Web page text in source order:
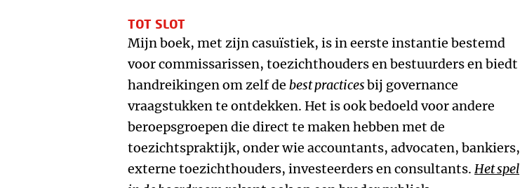
TOT SLOT
Mijn boek, met zijn casuïstiek, is in eerste instantie bestemd
voor commissarissen, toezichthouders en bestuurders en biedt
handreikingen om zelf de best practicesbij governance
vraagstukken te ontdekken. Het is ook bedoeld voor andere
beroepsgroepen die direct te maken hebben met de
toezichtspraktijk, onder wie accountants, advocaten, bankiers,
externe toezichthouders, investeerders en consultants. Het spel